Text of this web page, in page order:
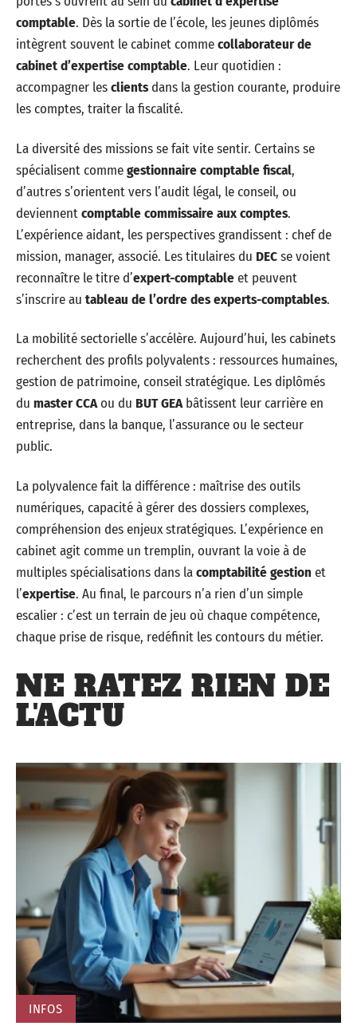
comptable. Dès la sortie de l’école, les jeunes diplômés
intègrent souvent le cabinet commecollaborateur de
cabinet d’expertise comptable. Leur quotidien :
accompagner lesclientsdans la gestion courante, produire
les comptes, traiter la fiscalité.
La diversité des missions se fait vite sentir. Certains se
spécialisent commegestionnaire comptable fiscal,
d’autres s’orientent vers l’audit légal, le conseil, ou
deviennentcomptable commissaire aux comptes.
L’expérience aidant, les perspectives grandissent : chef de
mission, manager, associé. Les titulaires du DECse voient
reconnaître le titre d’expert-comptableet peuvent
s’inscrire au tableau de l’ordre des experts-comptables.
La mobilité sectorielle s’accélère. Aujourd’hui, les cabinets
recherchent des profils polyvalents : ressources humaines,
gestion de patrimoine, conseil stratégique. Les diplômés
du master CCAou du BUT GEAbâtissent leur carrière en
entreprise, dans la banque, l’assurance ou le secteur
public.
La polyvalence fait la différence : maîtrise des outils
numériques, capacité à gérer des dossiers complexes,
compréhension des enjeux stratégiques. L’expérience en
cabinet agit comme un tremplin, ouvrant la voie à de
multiples spécialisations dans lacomptabilité gestion et
l’expertise. Au final, le parcours n’a rien d’un simple
escalier : c’est un terrain de jeu où chaque compétence,
chaque prise de risque, redéfinit les contours du métier.
NE RATEZ RIEN DE
L'ACTU
INFOS